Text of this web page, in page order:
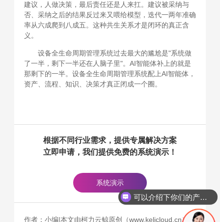
建议，人做决策，最后责任还是人来扛。建议被采纳与
否、采纳之后的结果反过来又喂给模型，迭代一两年准确
率从六成爬到八成五。这种共生关系才是闭环的真正含
义。
设备全生命周期管理系统过去最大的尴尬是"系统做
了一半，剩下一半还在人脑子里"。AI智能体补上的就是
那剩下的一半。设备全生命周期管理系统配上AI智能体，
资产、流程、知识、决策才真正闭成一个圈。
根据不同行业需求，提供专属解决方案
立即申请，我们提供免费的系统演示！
系统演示
作者：小编|本文由柯力云鲸原创（www.kelicloud.cn），
可以介绍下你们的产品么